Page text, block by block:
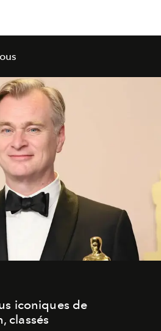
iconiques de
classés